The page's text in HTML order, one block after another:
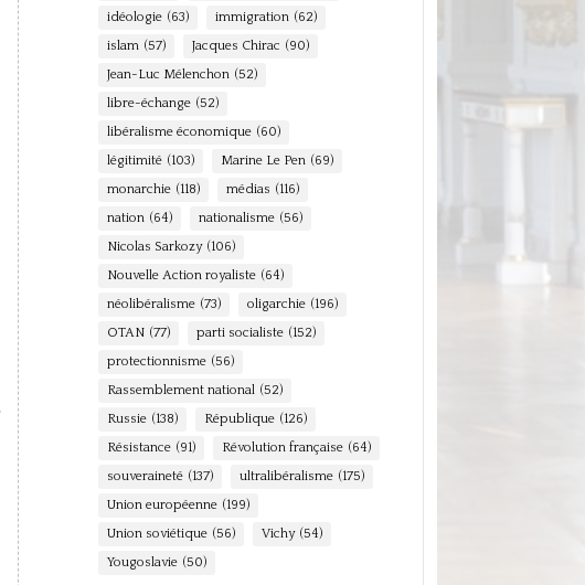
idéologie (63) immigration (62)
islam (57) Jacques Chirac (90)
Jean-Luc Mélenchon (52)
libre-échange (52)
libéralisme économique (60)
légitimité (103) Marine Le Pen (69)
monarchie (118) médias (116)
nation (64) nationalisme (56)
Nicolas Sarkozy (106)
Nouvelle Action royaliste (64)
néolibéralisme (73) oligarchie (196)
OTAN (77) parti socialiste (152)
protectionnisme (56)
Rassemblement national (52)
Russie (138) République (126)
Résistance (91) Révolution française (64)
souveraineté (137) ultralibéralisme (175)
Union européenne (199)
Union soviétique (56) Vichy (54)
Yougoslavie (50)